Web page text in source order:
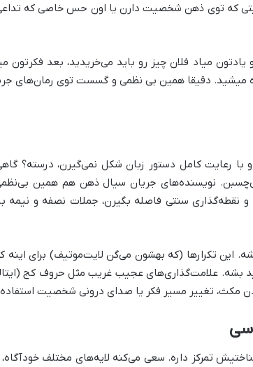
که توی ذهن شخصیت دارن یا اون حس خاصی که
میاد فلان چیز رو باید می‌خریدید، بعد فکرتون
میشید. دقیقا همین بی نظمی و گسست توی رمان‌های
رعایت کامل دستور زبان شکل نمی‌گیرن، درسته؟
نویسنده‌های جریان سیال ذهن هم همین
نقطه‌گذاری سنتی فاصله بگیرن، جملات نصفه و نیمه
این تکرارها (که بهشون می‌گن لایت‌موتیف) برای اینه
بشه. علامت‌گذاری‌های عجیب غریب مثل حروف کج
مکث، تغییر مسیر فکر یا صدای درونی شخصیت
تمرکز داره. سعی می‌کنه لایه‌های مختلف خودآگاه،